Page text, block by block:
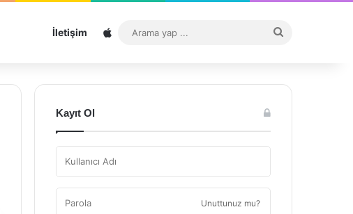
İletişim Sitemap
...
Kayıt Ol
Unuttunuz mu?